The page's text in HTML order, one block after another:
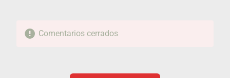
Comentarios cerrados